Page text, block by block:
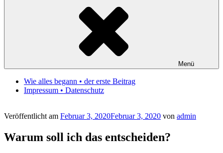
Menü
Wie alles begann • der erste Beitrag
Impressum • Datenschutz
Veröffentlicht am Februar 3, 2020Februar 3, 2020 von admin
Warum soll ich das entscheiden?